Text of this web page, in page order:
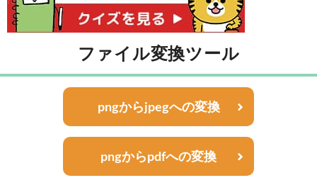
ファイル変換ツール
pngからjpegへの変換
pngからpdfへの変換